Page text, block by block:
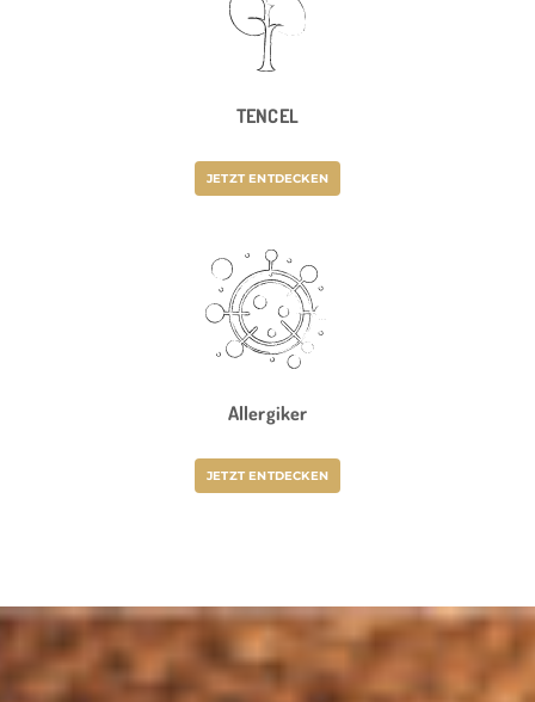
TENCEL
JETZT ENTDECKEN
Allergiker
JETZT ENTDECKEN